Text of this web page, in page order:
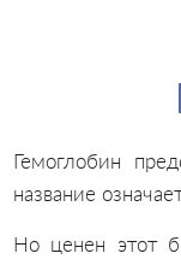
Гемоглобин
название
Но ценен этот